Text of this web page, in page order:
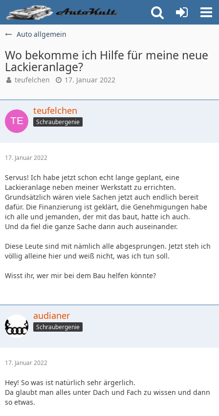
Auto allgemein
Wo bekomme ich Hilfe für meine neue
Lackieranlage?
teufelchen 17. Januar 2022
teufelchen
Schraubergenie
17. Januar 2022
Servus! Ich habe jetzt schon echt lange geplant, eine
Lackieranlage neben meiner Werkstatt zu errichten.
Grundsätzlich wären viele Sachen jetzt auch endlich bereit
dafür. Die Finanzierung ist geklärt, die Genehmigungen habe
ich alle und jemanden, der mit das baut, hatte ich auch.
Und da fiel die ganze Sache dann auch auseinander.
Diese Leute sind mit nämlich alle abgesprungen. Jetzt steh ich
völlig alleine hier und weiß nicht, was ich tun soll.
Wisst ihr, wer mir bei dem Bau helfen könnte?
audianer
Schraubergenie
17. Januar 2022
Hey! So was ist natürlich sehr ärgerlich.
Da glaubt man alles unter Dach und Fach zu wissen und dann
so etwas.